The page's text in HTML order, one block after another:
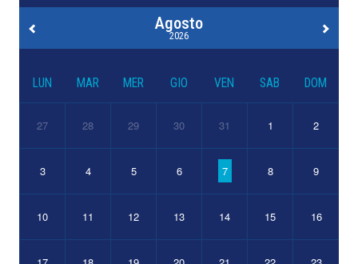
Agosto
2026
LUN MAR MER GIO VEN SAB DOM
27 28 29 30 31 1 2
3 4 5 6 7 8 9
10 11 12 13 14 15 16